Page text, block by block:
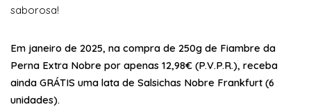
saborosa!
Em janeiro de 2025, na compra de 250g de Fiambre da
Perna Extra Nobre por apenas 12,98€ (P.V.P.R.), receba
ainda GRÁTIS uma lata de Salsichas Nobre Frankfurt (6
unidades).